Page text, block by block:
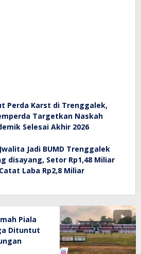
Perda Karst di Trenggalek,
Targetkan Naskah
Selesai Akhir 2026
Jwalita Jadi BUMD Trenggalek
disayang, Setor Rp1,48 Miliar
Laba Rp2,8 Miliar
Piala
Dituntut